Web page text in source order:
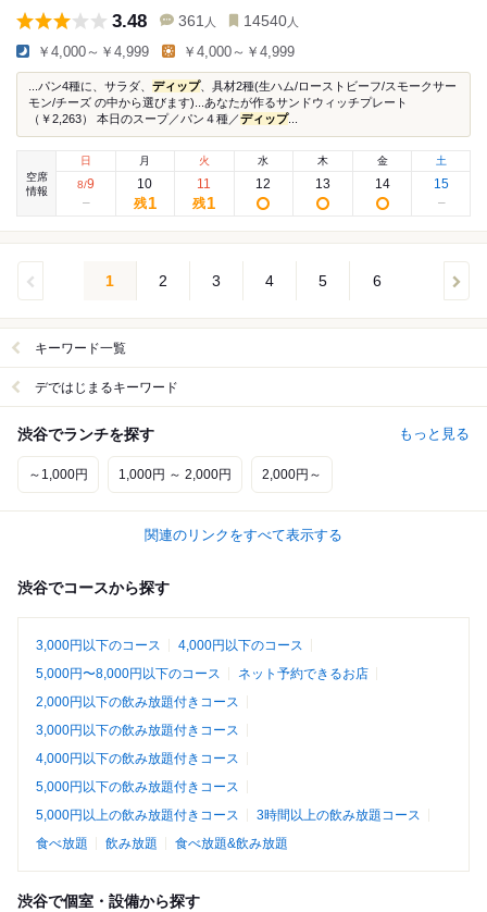
3.48 361 人 14540 人
￥4,000～￥4,999 ￥4,000～￥4,999
...パン4種に、サラダ、 ディップ、具材2種(生ハム/ローストビーフ/スモークサー
モン/チーズ の中から選びます)...あなたが作るサンドウィッチプレート
（￥2,263） 本日のスープ／パン４種／ディップ...
空席
情報
日
8/9
月
10
残1
火
11
残1
水
12
木
13
金
14
土
15
1 2 3 4 5 6
キーワード一覧
デではじまるキーワード
渋谷でランチを探す もっと見る
～1,000円 1,000円 ～ 2,000円 2,000円～
関連のリンクをすべて表示する
渋谷でコースから探す
3,000円以下のコース
4,000円以下のコース
5,000円〜8,000円以下のコース
ネット予約できるお店
2,000円以下の飲み放題付きコース
3,000円以下の飲み放題付きコース
4,000円以下の飲み放題付きコース
5,000円以下の飲み放題付きコース
5,000円以上の飲み放題付きコース
3時間以上の飲み放題コース
食べ放題
飲み放題 食べ放題&飲み放題
渋谷で個室・設備から探す